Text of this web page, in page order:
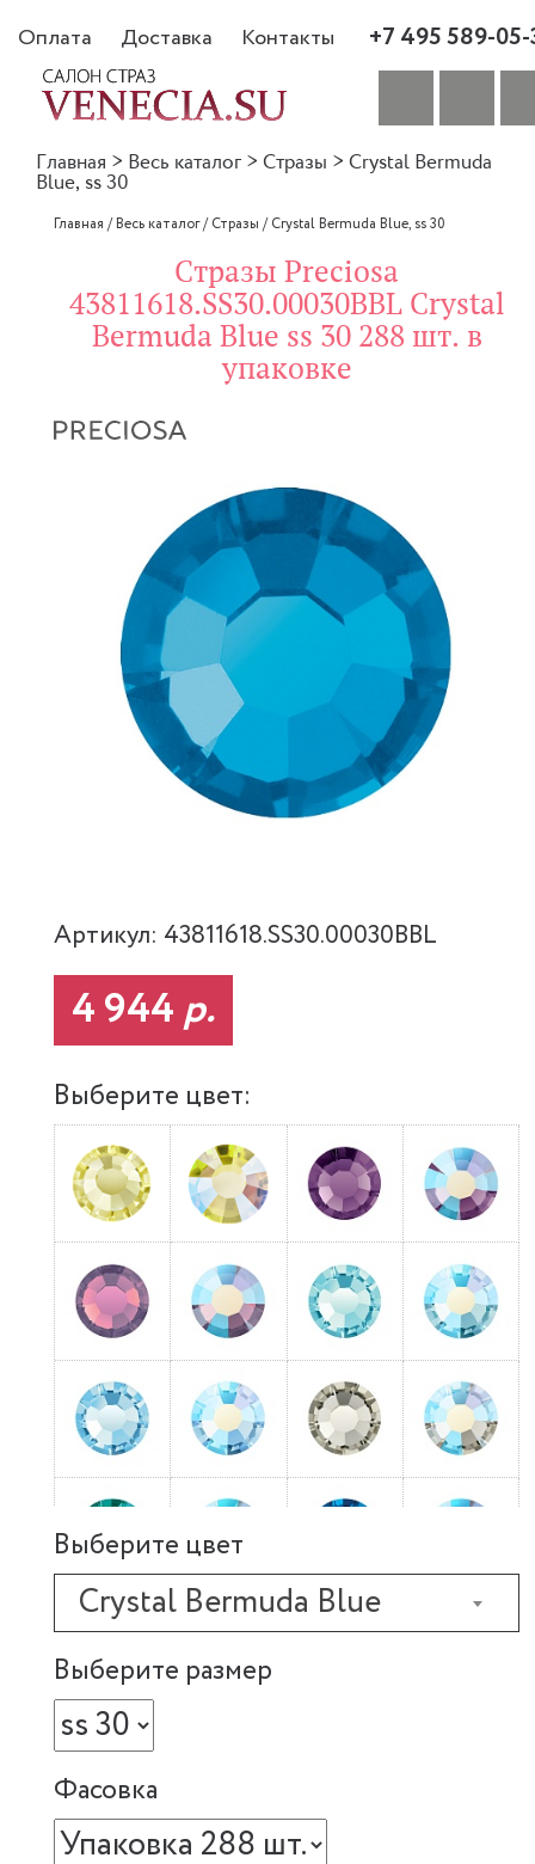
Оплата Доставка Контакты +7 495 589-
Главная > Весь каталог > Стразы > Crystal Bermuda
Blue, ss 30
Главная /Весь каталог/Стразы /Crystal Bermuda Blue, ss 30
Стразы Preciosa
43811618.SS30.00030BBL Crystal
Bermuda Blue ss 30 288 шт. в
упаковке
Артикул: 43811618.SS30.00030BBL
4 944р.
Выберите цвет:
Выберите цвет
Crystal Bermuda Blue
Выберите размер
Фасовка